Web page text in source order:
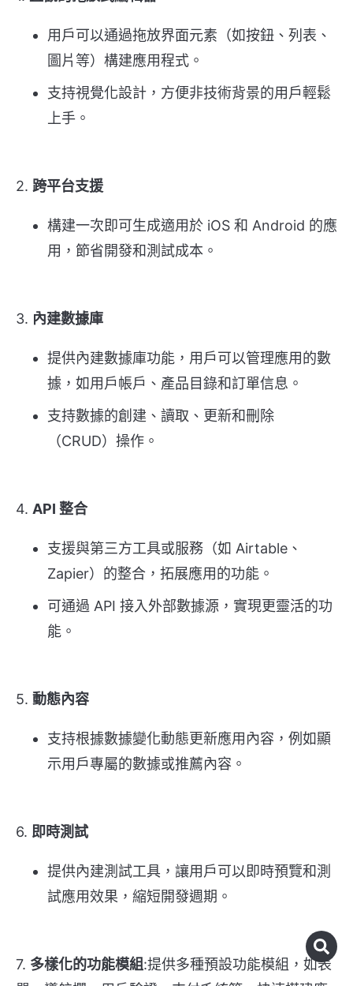
用戶可以通過拖放界面元素（如按鈕、列表、
圖片等）構建應用程式。
支持視覺化設計，方便非技術背景的用戶輕鬆
上手。
2. 跨平台支援
構建一次即可生成適用於 iOS 和 Android 的應
用，節省開發和測試成本。
3. 內建數據庫
提供內建數據庫功能，用戶可以管理應用的數
據，如用戶帳戶、產品目錄和訂單信息。
支持數據的創建、讀取、更新和刪除
（CRUD）操作。
4. API 整合
支援與第三方工具或服務（如 Airtable、
Zapier）的整合，拓展應用的功能。
可通過 API 接入外部數據源，實現更靈活的功
能。
5. 動態內容
支持根據數據變化動態更新應用內容，例如顯
示用戶專屬的數據或推薦內容。
6. 即時測試
提供內建測試工具，讓用戶可以即時預覽和測
試應用效果，縮短開發週期。
7. 多樣化的功能模組:提供多種預設功能模組，如表